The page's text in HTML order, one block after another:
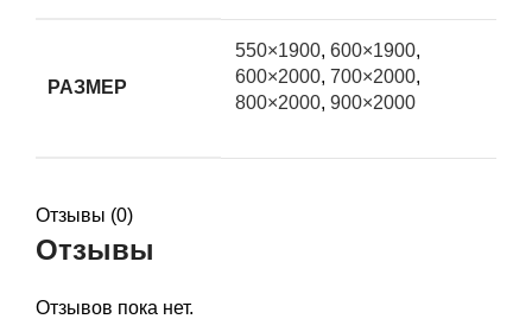
РАЗМЕР
550×1900, 600×1900,
600×2000, 700×2000,
800×2000, 900×2000
Отзывы (0)
Отзывы
Отзывов пока нет.